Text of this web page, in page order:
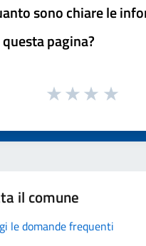
sono chiare le
pagina?
il comune
le domande frequenti